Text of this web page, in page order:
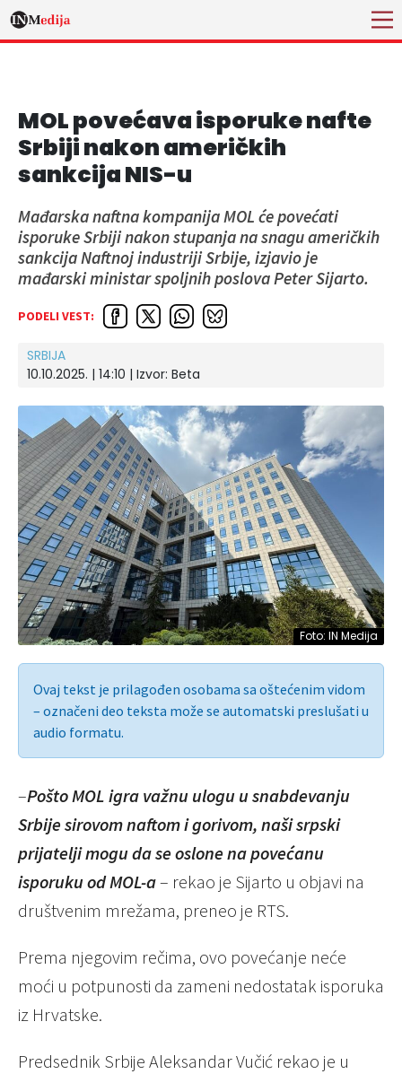
MOL povećava isporuke nafte
Srbiji nakon američkih
sankcija NIS-u
Mađarska naftna kompanija MOL će povećati
isporuke Srbiji nakon stupanja na snagu američkih
sankcija Naftnoj industriji Srbije, izjavio je
mađarski ministar spoljnih poslova Peter Sijarto.
PODELI VEST:
SRBIJA
10.10.2025. | 14:10 | Izvor: Beta
Foto: IN Medija
Ovaj tekst je prilagođen osobama sa oštećenim vidom
– označeni deo teksta može se automatski preslušati u
audio formatu.
–Pošto MOL igra važnu ulogu u snabdevanju
Srbije sirovom naftom i gorivom, naši srpski
prijatelji mogu da se oslone na povećanu
isporuku od MOL-a– rekao je Sijarto u objavi na
društvenim mrežama, preneo je RTS.
Prema njegovim rečima, ovo povećanje neće
moći u potpunosti da zameni nedostatak isporuka
iz Hrvatske.
Predsednik Srbije Aleksandar Vučić rekao je u